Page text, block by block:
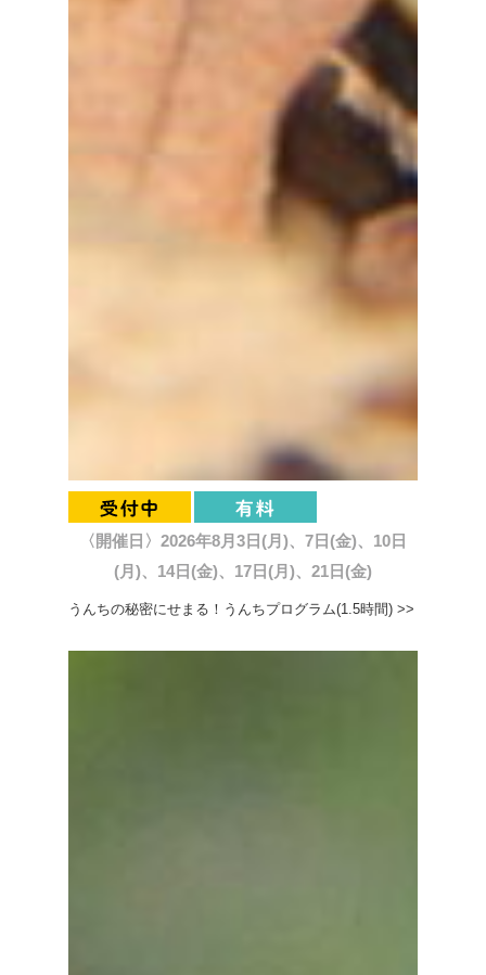
〈開催日〉2026年8月3日(月)、7日(金)、10日
(月)、14日(金)、17日(月)、21日(金)
うんちの秘密にせまる！うんちプログラム(1.5時間) >>